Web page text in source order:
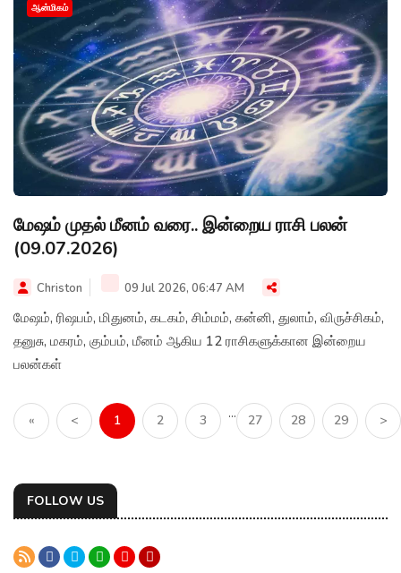
ஆன்மிகம்
மேஷம் முதல் மீனம் வரை.. இன்றைய ராசி பலன்
(09.07.2026)
Christon 09 Jul 2026, 06:47 AM
மேஷம், ரிஷபம், மிதுனம், கடகம், சிம்மம், கன்னி, துலாம், விருச்சிகம்,
தனுசு, மகரம், கும்பம், மீனம் ஆகிய 12 ராசிகளுக்கான இன்றைய
பலன்கள்
« < 1 2 3 ... 27 28 29 >
FOLLOW US